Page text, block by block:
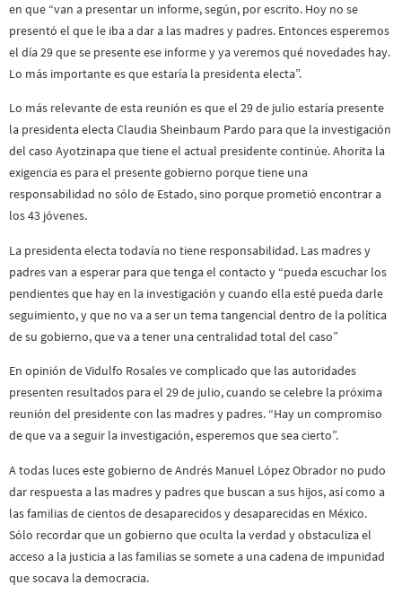
en que “van a presentar un informe, según, por escrito. Hoy no se
presentó el que le iba a dar a las madres y padres. Entonces esperemos
el día 29 que se presente ese informe y ya veremos qué novedades hay.
Lo más importante es que estaría la presidenta electa”.
Lo más relevante de esta reunión es que el 29 de julio estaría presente
la presidenta electa Claudia Sheinbaum Pardo para que la investigación
del caso Ayotzinapa que tiene el actual presidente continúe. Ahorita la
exigencia es para el presente gobierno porque tiene una
responsabilidad no sólo de Estado, sino porque prometió encontrar a
los 43 jóvenes.
La presidenta electa todavía no tiene responsabilidad. Las madres y
padres van a esperar para que tenga el contacto y “pueda escuchar los
pendientes que hay en la investigación y cuando ella esté pueda darle
seguimiento, y que no va a ser un tema tangencial dentro de la política
de su gobierno, que va a tener una centralidad total del caso”
En opinión de Vidulfo Rosales ve complicado que las autoridades
presenten resultados para el 29 de julio, cuando se celebre la próxima
reunión del presidente con las madres y padres. “Hay un compromiso
de que va a seguir la investigación, esperemos que sea cierto”.
A todas luces este gobierno de Andrés Manuel López Obrador no pudo
dar respuesta a las madres y padres que buscan a sus hijos, así como a
las familias de cientos de desaparecidos y desaparecidas en México.
Sólo recordar que un gobierno que oculta la verdad y obstaculiza el
acceso a la justicia a las familias se somete a una cadena de impunidad
que socava la democracia.